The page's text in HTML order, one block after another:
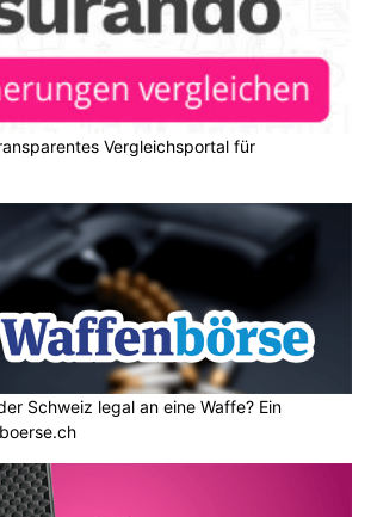
Vergleichsportal für
Schweiz legal an eine Waffe? Ein